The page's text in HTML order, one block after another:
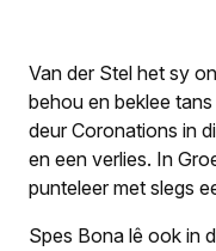
Van der Stel het sy
behou en beklee
deur Coronations in
en een verlies. In
punteleer met slegs
Spes Bona lê ook in